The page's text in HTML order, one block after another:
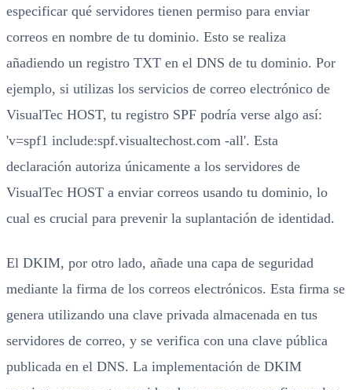
especificar qué servidores tienen permiso para enviar
correos en nombre de tu dominio. Esto se realiza
añadiendo un registro TXT en el DNS de tu dominio. Por
ejemplo, si utilizas los servicios de correo electrónico de
VisualTec HOST, tu registro SPF podría verse algo así:
'v=spf1 include:spf.visualtechost.com -all'. Esta
declaración autoriza únicamente a los servidores de
VisualTec HOST a enviar correos usando tu dominio, lo
cual es crucial para prevenir la suplantación de identidad.
El DKIM, por otro lado, añade una capa de seguridad
mediante la firma de los correos electrónicos. Esta firma se
genera utilizando una clave privada almacenada en tus
servidores de correo, y se verifica con una clave pública
publicada en el DNS. La implementación de DKIM